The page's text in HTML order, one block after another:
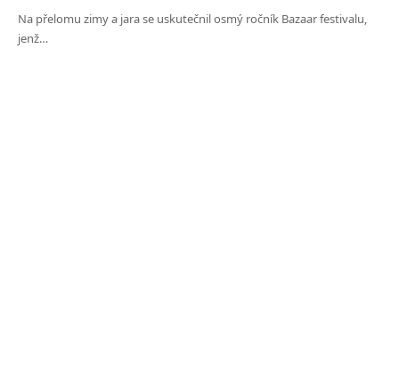
Na přelomu zimy a jara se uskutečnil osmý ročník Bazaar festivalu,
jenž…